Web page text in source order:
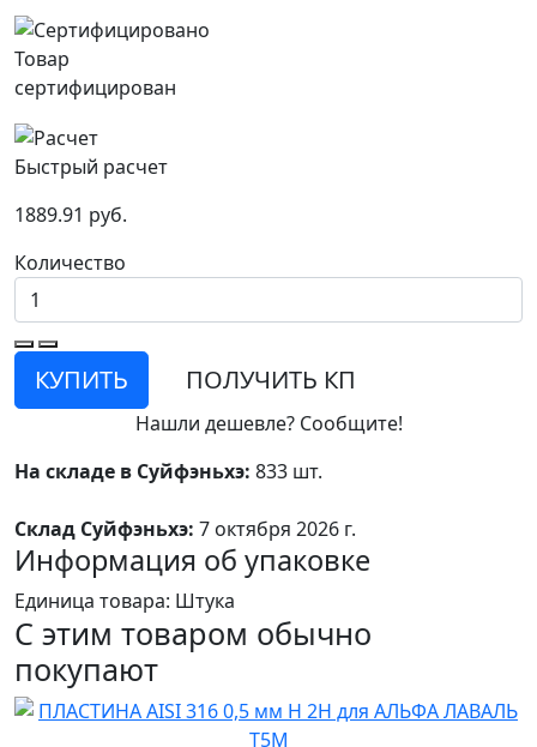
Товар
сертифицирован
Быстрый расчет
1889.91 руб.
Количество
КУПИТЬ ПОЛУЧИТЬ КП
Нашли дешевле? Сообщите!
На складе в Суйфэньхэ: 833 шт.
Склад Суйфэньхэ: 7 октября 2026 г.
Информация об упаковке
Единица товара: Штука
С этим товаром обычно
покупают